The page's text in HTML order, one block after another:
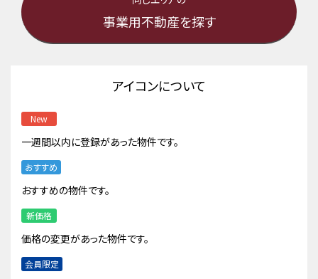
事業用不動産を探す
アイコンについて
New
一週間以内に登録があった物件です。
おすすめ
おすすめの物件です。
新価格
価格の変更があった物件です。
会員限定